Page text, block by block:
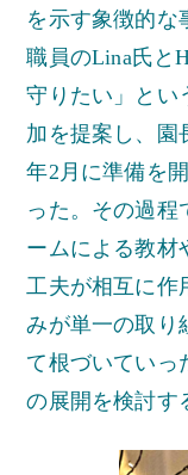
を示す象徴的な
職員のLina氏と
守りたい」とい
加を提案し、園
年2月に準備を
った。その過程
ームによる教材
工夫が相互に作
みが単一の取り
て根づいていっ
の展開を検討す